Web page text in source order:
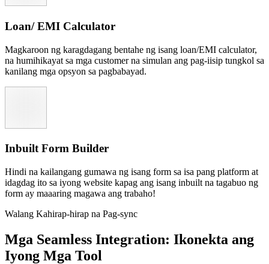
Loan/ EMI Calculator
Magkaroon ng karagdagang bentahe ng isang loan/EMI calculator,
na humihikayat sa mga customer na simulan ang pag-iisip tungkol sa
kanilang mga opsyon sa pagbabayad.
Inbuilt Form Builder
Hindi na kailangang gumawa ng isang form sa isa pang platform at
idagdag ito sa iyong website kapag ang isang inbuilt na tagabuo ng
form ay maaaring magawa ang trabaho!
Walang Kahirap-hirap na Pag-sync
Mga Seamless Integration: Ikonekta ang
Iyong Mga Tool